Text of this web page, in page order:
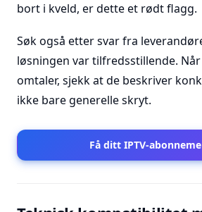
bort i kveld, er dette et rødt flagg.
Søk også etter svar fra
løsningen var tilfredsstillende.
omtaler, sjekk at de beskriver
ikke bare generelle skryt.
Få ditt IPTV-